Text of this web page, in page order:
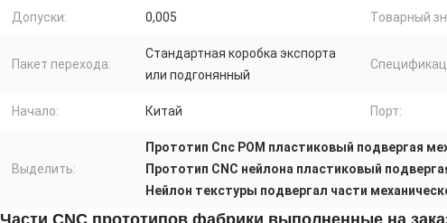
Допуски: 0,005 Товарный
Пакет перехода:
Стандартная коробка экспорта
или подгонянный
Начало: Китай Порт:
Выделить:
Прототип Cnc POM пластиковый подвергая
Прототип CNC нейлона пластиковый
Нейлон текстуры подвергал части
Части CNC прототипов фабрики выполненные на